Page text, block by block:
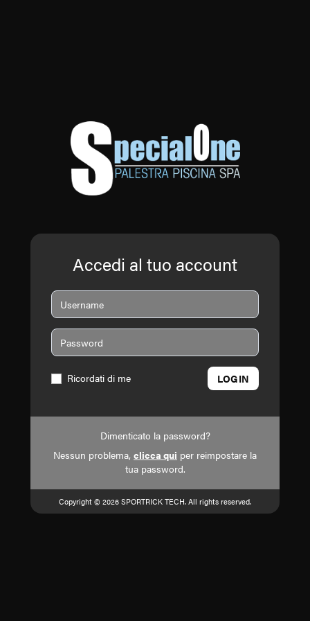
Accedi al tuo account
Ricordati di me LOGIN
Dimenticato la password?
Nessun problema, clicca qui per reimpostare la
tua password.
Copyright © 2026 SPORTRICK TECH. All rights reserved.